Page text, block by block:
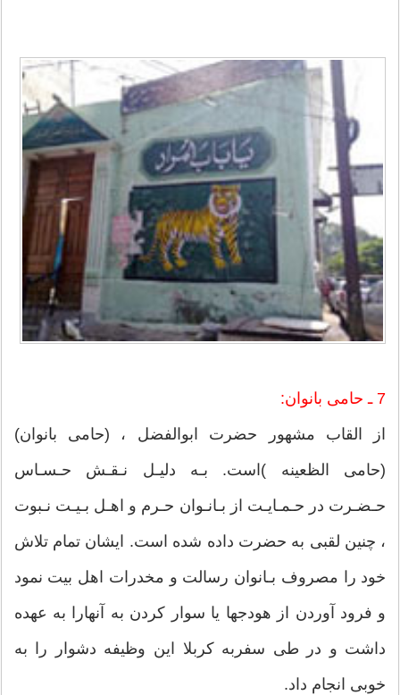
7 ـ حامى بانوان:
از القاب مشهور حضرت ابوالفضل ، (حامى بانوان)
(حامى الظعینه )است. بـه دلیـل نـقـش حـسـاس
حـضـرت در حـمـایـت از بـانـوان حـرم و اهـل بـیـت نـبوت
، چنین لقبى به حضرت داده شده است. ایشان تمام تلاش
خود را مصروف بـانوان رسالت و مخدرات اهل بیت نمود
و فرود آوردن از هودجها یا سوار كردن به آنهارا به عهده
داشت و در طى سفربه كربلا این وظیفه دشوار را به
خوبى انجام داد.